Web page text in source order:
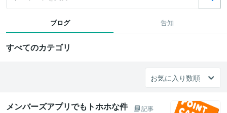
ブログ 告知
すべてのカテゴリ
メンバーズアプリでもトホホな件
記事